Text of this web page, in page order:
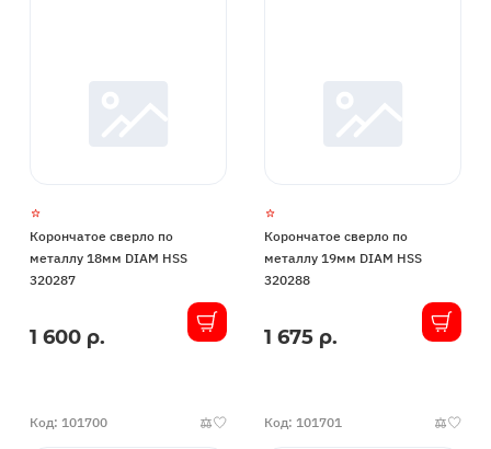
Корончатое сверло по
металлу 18мм DIAM HSS
320287
В1 600 р.
Корончатое сверло по
металлу 19мм DIAM HSS
320288
В1 675 р.
Код: 101700 Код: 101701